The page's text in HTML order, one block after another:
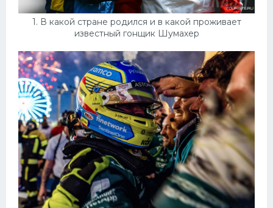
1. В какой стране родился и в какой проживает
известный гонщик Шумахер
Баскетбол
Велогонки
Конькобежный спорт
Тренажеры
Интерьеры квартир